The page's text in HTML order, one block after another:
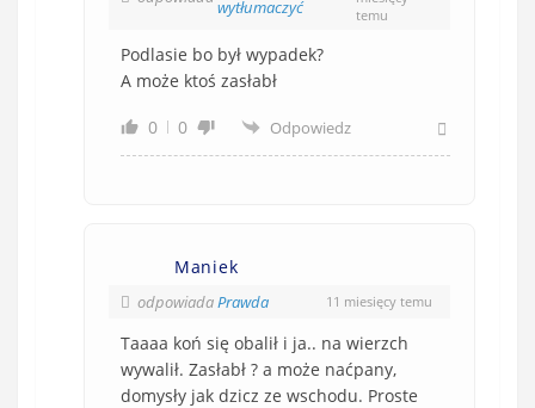
wytłumaczyć
temu
Podlasie bo był wypadek?
A może ktoś zasłabł
0 0 Odpowiedz
Maniek
odpowiadaPrawda 11 miesięcy temu
Taaaa koń się obalił i ja.. na wierzch
wywalił. Zasłabł ? a może naćpany,
domysły jak dzicz ze wschodu. Proste